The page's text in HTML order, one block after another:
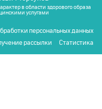
в области здорового образа
услугами
персональных данных
рассылки
Статистика